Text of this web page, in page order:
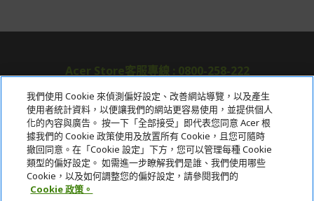
Acer Store客服專線 : 0800-258-222
關於宏碁
服務
宏碁網路商城
我們使用 Cookie 來偵測偏好設定、改善網站導覽，以及產生
使用者統計資料，以便讓我們的網站更容易使用，並提供個人
化的內容與廣告。 按一下「全部接受」即代表您同意 Acer 根
據我們的 Cookie 政策使用及放置所有 Cookie，且您可隨時
撤回同意。在「Cookie 設定」下方，您可以管理每種 Cookie
類型的偏好設定。 如需進一步瞭解我們是誰、我們使用哪些
Cookie，以及如何調整您的偏好設定，請參閱我們的
Cookie 政策。